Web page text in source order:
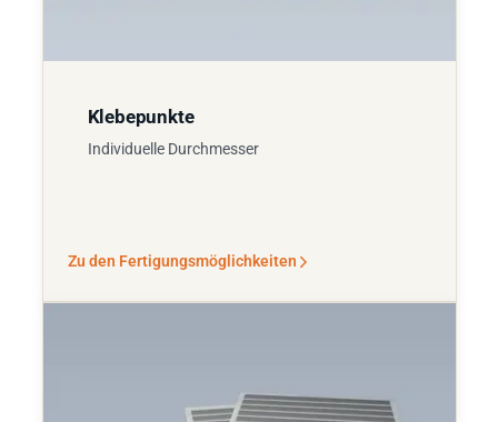
Klebepunkte
Individuelle Durchmesser
Zu den Fertigungsmöglichkeiten